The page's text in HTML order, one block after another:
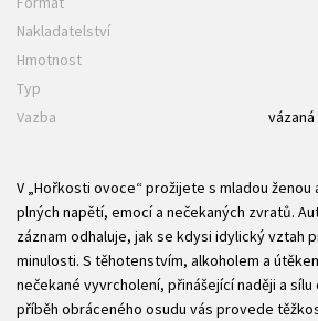
Nakladatelství
Hmotnost
Typ
Vazba
V „Hořkosti ovoce“ prožijete s mladou ženou
plných napětí, emocí a nečekaných zvratů.
záznam odhaluje, jak se kdysi idylický vztah
minulosti. S těhotenstvím, alkoholem a
nečekané vyvrcholení, přinášející naději a
příběh obráceného osudu vás provede